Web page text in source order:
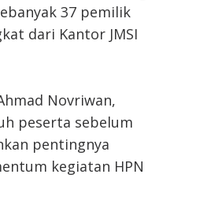
37 pemilik
dari Kantor JMSI
Novriwan,
peserta sebelum
pentingnya
kegiatan HPN